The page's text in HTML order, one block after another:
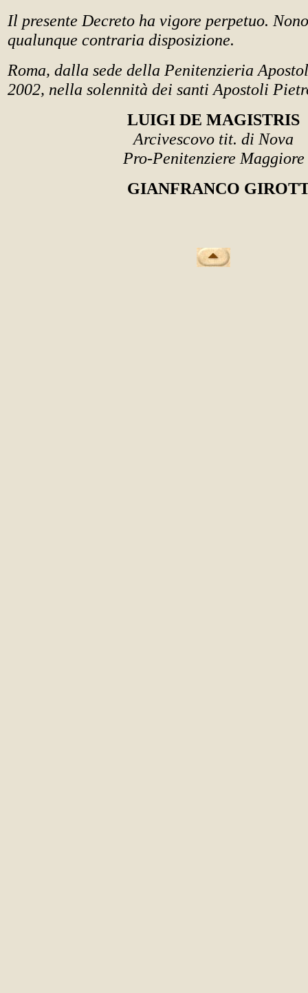
Il presente Decreto ha vigore perpetuo.
qualunque contraria disposizione.
Roma, dalla sede della Penitenzieria
2002, nella solennità dei santi Apostoli
LUIGI DE MAGISTRIS
Arcivescovo tit. di Nova
Pro-Penitenziere Maggiore
GIANFRANCO